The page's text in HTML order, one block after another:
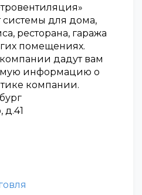
системы для дома,
ресторана, гаража
помещениях.
дадут вам
информацию о
компании.
д.41